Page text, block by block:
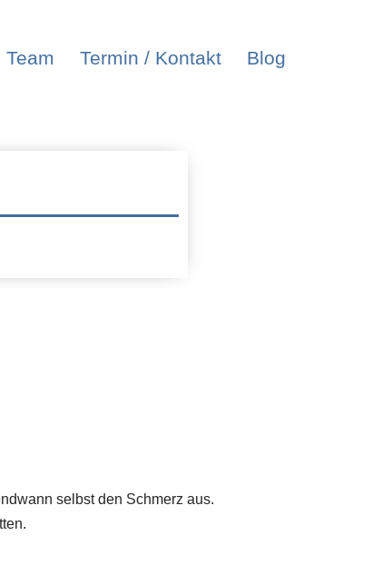
Team Termin / Kontakt Blog
selbst den Schmerz aus.